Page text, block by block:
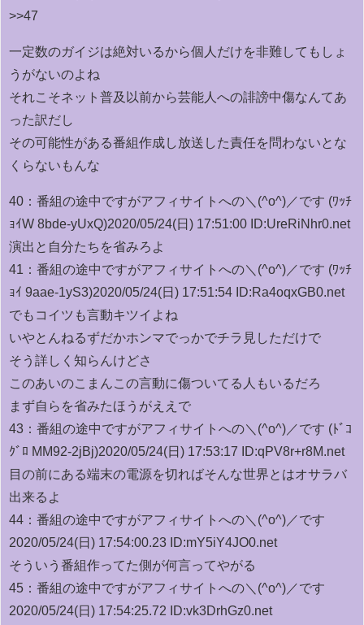
>>47
一定数のガイジは絶対いるから個人だけを非難してもしょ
うがないのよね
それこそネット普及以前から芸能人への誹謗中傷なんてあ
った訳だし
その可能性がある番組作成し放送した責任を問わないとな
くらないもんな
40： 番組の途中ですがアフィサイトへの＼(^o^)／です (ﾜｯﾁ
ｮｲW 8bde-yUxQ)2020/05/24(日) 17:51:00 ID:UreRiNhr0.net
演出と自分たちを省みろよ
41： 番組の途中ですがアフィサイトへの＼(^o^)／です (ﾜｯﾁ
ｮｲ 9aae-1yS3)2020/05/24(日) 17:51:54 ID:Ra4oqxGB0.net
でもコイツも言動キツイよね
いやとんねるずだかホンマでっかでチラ見しただけで
そう詳しく知らんけどさ
このあいのこまんこの言動に傷ついてる人もいるだろ
まず自らを省みたほうがええで
43： 番組の途中ですがアフィサイトへの＼(^o^)／です (ﾄﾞｺ
ｸﾞﾛ MM92-2jBj)2020/05/24(日) 17:53:17 ID:qPV8r+r8M.net
目の前にある端末の電源を切ればそんな世界とはオサラバ
出来るよ
44： 番組の途中ですがアフィサイトへの＼(^o^)／です
2020/05/24(日) 17:54:00.23 ID:mY5iY4JO0.net
そういう番組作ってた側が何言ってやがる
45： 番組の途中ですがアフィサイトへの＼(^o^)／です
2020/05/24(日) 17:54:25.72 ID:vk3DrhGz0.net